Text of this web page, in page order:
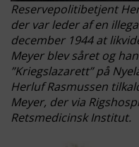
Reservepolitibetjent
der var leder af en
december 1944 at
Meyer blev såret og
”Kriegslazarett” på
Herluf Rasmussen
Meyer, der via
Retsmedicinsk Institut.